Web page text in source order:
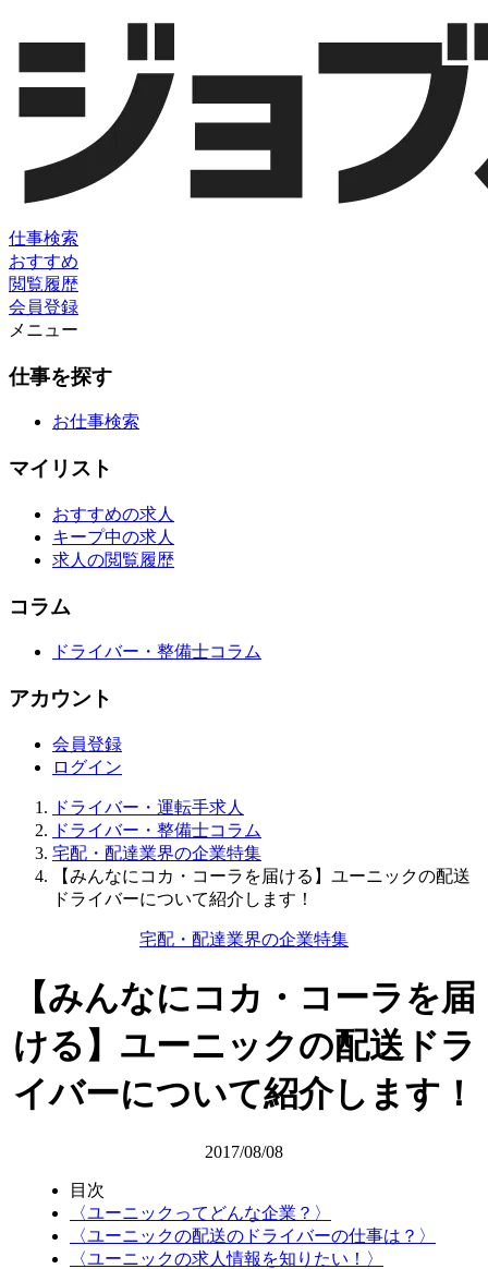
仕事検索
おすすめ
閲覧履歴
会員登録
メニュー
仕事を探す
お仕事検索
マイリスト
おすすめの求人
キープ中の求人
求人の閲覧履歴
コラム
ドライバー・整備士コラム
アカウント
会員登録
ログイン
ドライバー・運転手求人
ドライバー・整備士コラム
宅配・配達業界の企業特集
【みんなにコカ・コーラを届ける】ユーニックの配送
ドライバーについて紹介します！
宅配・配達業界の企業特集
【みんなにコカ・コーラを届
ける】ユーニックの配送ドラ
イバーについて紹介します！
2017/08/08
目次
〈ユーニックってどんな企業？〉
〈ユーニックの配送のドライバーの仕事は？〉
〈ユーニックの求人情報を知りたい！〉